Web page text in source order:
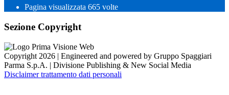
Pagina visualizzata 665 volte
Sezione Copyright
Copyright 2026 | Engineered and powered by Gruppo Spaggiari
Parma S.p.A. | Divisione Publishing & New Social Media
Disclaimer trattamento dati personali